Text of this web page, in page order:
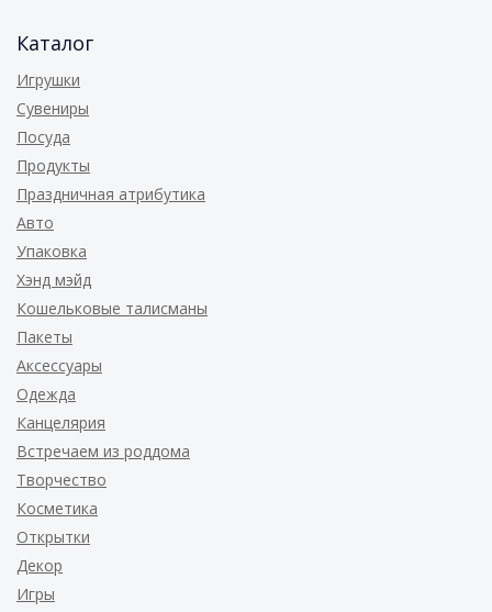
Каталог
Игрушки
Сувениры
Посуда
Продукты
Праздничная атрибутика
Авто
Упаковка
Хэнд мэйд
Кошельковые талисманы
Пакеты
Аксессуары
Одежда
Канцелярия
Встречаем из роддома
Творчество
Косметика
Открытки
Декор
Игры